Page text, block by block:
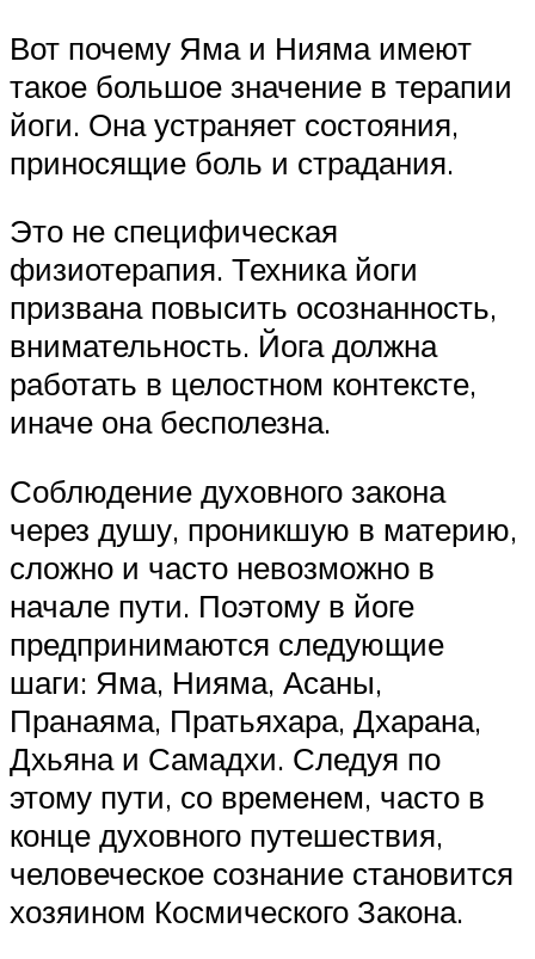
Вот почему Яма и Нияма имеют
такое большое значение в терапии
йоги. Она устраняет состояния,
приносящие боль и страдания.
Это не специфическая
физиотерапия. Техника йоги
призвана повысить осознанность,
внимательность. Йога должна
работать в целостном контексте,
иначе она бесполезна.
Соблюдение духовного закона
через душу, проникшую в материю,
сложно и часто невозможно в
начале пути. Поэтому в йоге
предпринимаются следующие
шаги: Яма, Нияма, Асаны,
Пранаяма, Пратьяхара, Дхарана,
Дхьяна и Самадхи. Следуя по
этому пути, со временем, часто в
конце духовного путешествия,
человеческое сознание становится
хозяином Космического Закона.